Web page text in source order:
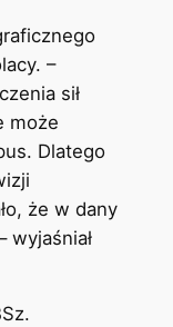
–
sił
może
Dlatego
że w dany
wyjaśniał